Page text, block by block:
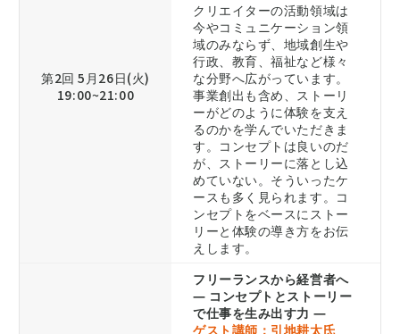
第2回 5月26日(火)
19:00~21:00
クリエイターの活動領域は
今やコミュニケーション領
域のみならず、地域創生や
行政、教育、福祉など様々
な分野へ広がっています。
事業創出も含め、ストーリ
ーがどのように体験を支え
るのかを学んでいただきま
す。コンセプトは良いのだ
が、ストーリーに落とし込
めていない。そういったケ
ースも多く見られます。コ
ンセプトをベースにストー
リーと体験の導き方をお伝
えします。
フリーランスから経営者へ
― コンセプトとストーリー
で仕事を生み出す力 ―
ゲスト講師：引地耕太氏